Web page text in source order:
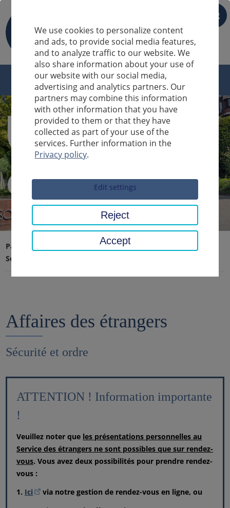
FR
Sucheingabe
Page d'accueil
Transport, sécurité, ordre
Sécurité et ordre
Affaires des étrangers
Sécurité et ordre
ATTENTION ! Information importante
!
Veuillez noter que les présentations personnelles au
Service des étrangers ne sont possibles que sur rendez-
vous. Vous avez deux possibilités pour prendre rendez-
vous :
1. Ici
via notre gestion de rendez-vous en ligne, ou
We use cookies to personalize content
and ads, to provide social media features,
and to analyze traffic to our website. We
also share information about your use of
our website with our social media,
advertising and analytics partners. Our
partners may combine this information
with other information that you have
provided to them or that they have
collected as part of your use of the
services. Further information in the
Privacy policy.
Edit settings
Reject
Accept